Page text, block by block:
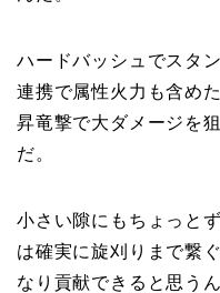
ハードバッシュでスタ
連携で属性火力も含め
昇竜撃で大ダメージを
だ。
小さい隙にもちょっと
は確実に旋刈りまで繋
なり貢献できると思う